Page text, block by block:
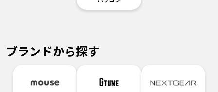
ブランドから探す